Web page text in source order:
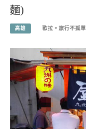
麵)
高雄 歐拉。旅行不孤單